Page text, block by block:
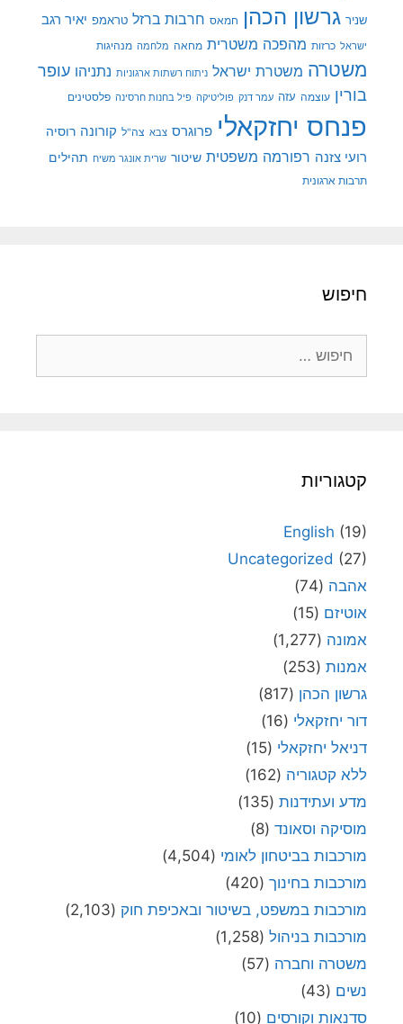
שניר גרשון הכהן חמאס חרבות ברזל טראמפ יאיר רגב
ישראל כרזות מהפכה משטרית מחאה מלחמה מנהיגות
משטרה משטרת ישראל ניתוח רשתות ארגוניות נתניהו עופר
בורין עוצמה עזה עמר דנק פוליטיקה פיל בחנות חרסינה פלסטינים
פנחס יחזקאלי פרוגרס צבא צה"ל קורונה רוסיה
רועי צזנה רפורמה משפטית שיטור שרית אונגר משיח תהילים
תרבות ארגונית
חיפוש
קטגוריות
English (19)
Uncategorized (27)
אהבה (74)
אוטיזם (15)
אמונה (1,277)
אמנות (253)
גרשון הכהן (817)
דור יחזקאלי (16)
דניאל יחזקאלי (15)
ללא קטגוריה (162)
מדע ועתידנות (135)
מוסיקה וסאונד (8)
מורכבות בביטחון לאומי (4,504)
מורכבות בחינוך (420)
מורכבות במשפט, בשיטור ובאכיפת חוק (2,103)
מורכבות בניהול (1,258)
משטרה וחברה (57)
נשים (43)
סדנאות וקורסים (10)